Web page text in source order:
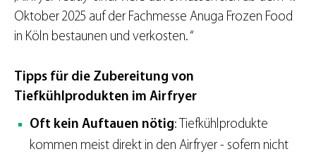
Oktober 2025 auf der Fachmesse Anuga Frozen Food
in Köln bestaunen und verkosten. “
Tipps für die Zubereitung von
Tiefkühlprodukten im Airfryer
Oft kein Auftauen nötig: Tiefkühlprodukte
kommen meist direkt in den Airfryer - sofern nicht